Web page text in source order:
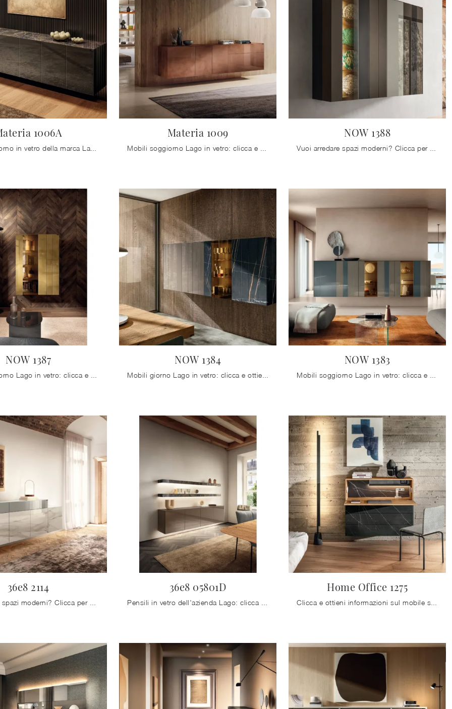
1006A Materia 1009 NOW 1388
NOW 1387
Mobili soggiorno Lago in vetro: clicca e ottieni informazioni sul modello NOW 1387, pensato per completare spazi moderni.
NOW 1384
Mobili giorno Lago in vetro: clicca e ottieni informazioni sul modello NOW 1384, pensato per ultimare spazi moderni.
NOW 1383
Mobili soggiorno Lago in vetro: clicca e ottieni informazioni sul modello NOW 1383, pensato per ultimare spazi moderni.
36e8 2114 36e8 05801D Home Office 1275